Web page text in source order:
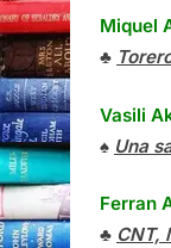
Miquel
♣
Vasili
♠ Una
Ferran
♣ CNT,